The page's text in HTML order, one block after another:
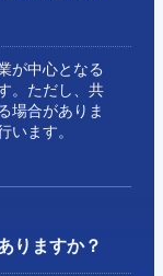
が中心となる
。ただし、共
場合がありま
います。
りますか？